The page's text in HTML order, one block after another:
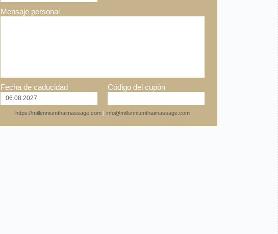
Mensaje personal
Fecha de caducidad Código del cupón
https://millenniumthaimassage.com | info@millenniumthaimassage.com